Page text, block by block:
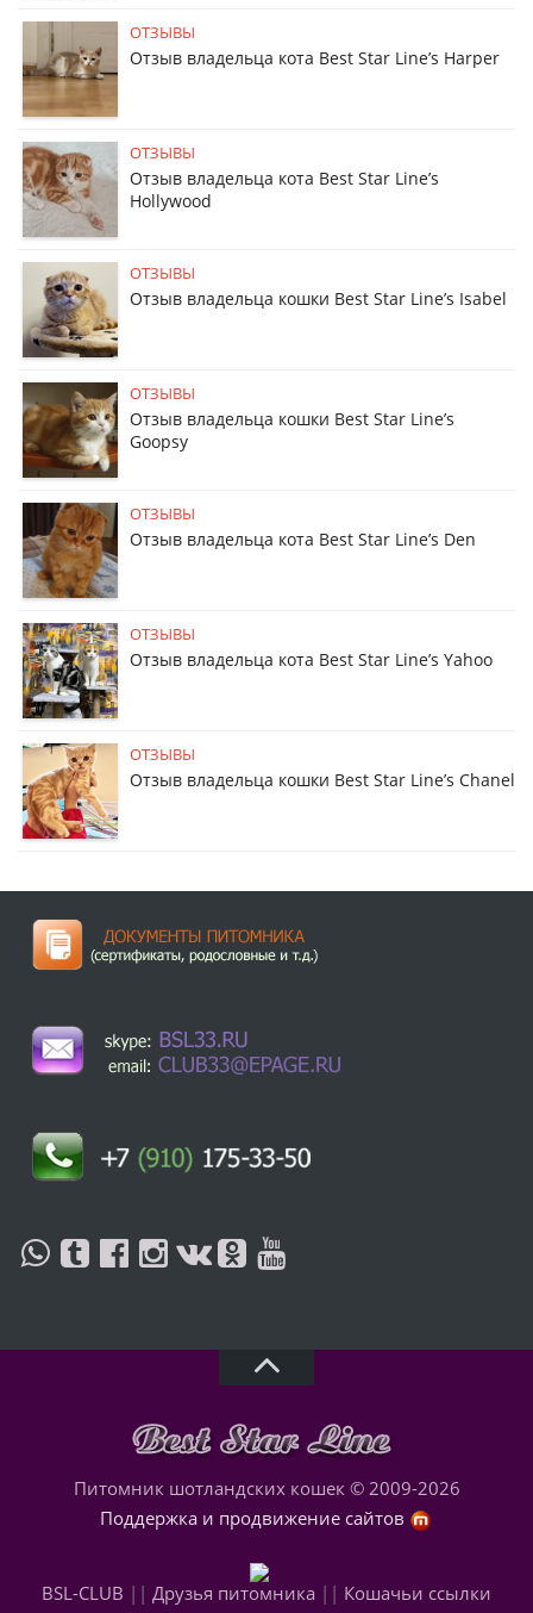
ОТЗЫВЫ
Отзыв владельца кота Best Star Line’s Harper
ОТЗЫВЫ
Отзыв владельца кота Best Star Line’s
Hollywood
ОТЗЫВЫ
Отзыв владельца кошки Best Star Line’s Isabel
ОТЗЫВЫ
Отзыв владельца кошки Best Star Line’s
Goopsy
ОТЗЫВЫ
Отзыв владельца кота Best Star Line’s Den
ОТЗЫВЫ
Отзыв владельца кота Best Star Line’s Yahoo
ОТЗЫВЫ
Отзыв владельца кошки Best Star Line’s Chanel
Питомник шотландских кошек © 2009-2026
Поддержка и продвижение сайтов
BSL-CLUB || Друзья питомника || Кошачьи ссылки